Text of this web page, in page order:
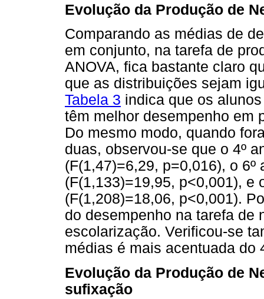
Evolução da Produção de
Comparando as médias de
em conjunto, na tarefa de
ANOVA, fica bastante claro
que as distribuições sejam
Tabela 3 indica que os
têm melhor desempenho em
Do mesmo modo, quando
duas, observou-se que o 4º
(F(1,47)=6,29, p=0,016), o
(F(1,133)=19,95, p<0,001), e
(F(1,208)=18,06, p<0,001).
do desempenho na tarefa de
escolarização. Verificou-se
médias é mais acentuada do
Evolução da Produção de
sufixação